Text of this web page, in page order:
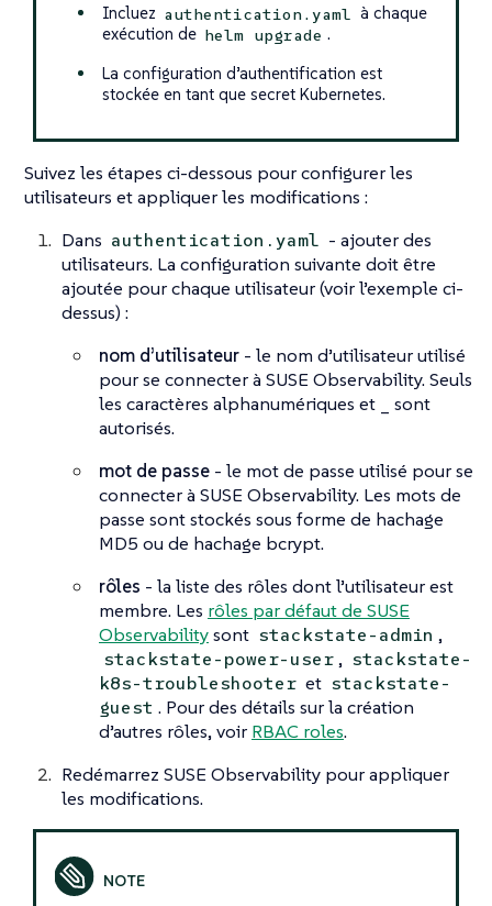
Incluez authentication.yaml
à chaque
exécution de helm upgrade .
La configuration d’authentification est
stockée en tant que secret Kubernetes.
Suivez les étapes ci-dessous pour configurer les
utilisateurs et appliquer les modifications :
Dans authentication.yaml - ajouter des
utilisateurs. La configuration suivante doit être
ajoutée pour chaque utilisateur (voir l’exemple ci-
dessus) :
nom d’utilisateur - le nom d’utilisateur utilisé
pour se connecter à SUSE Observability. Seuls
les caractères alphanumériques et _ sont
autorisés.
mot de passe - le mot de passe utilisé pour se
connecter à SUSE Observability. Les mots de
passe sont stockés sous forme de hachage
MD5 ou de hachage bcrypt.
rôles - la liste des rôles dont l’utilisateur est
membre. Les rôles par défaut de SUSE
Observabilitysont stackstate-admin ,
stackstate-power-user, stackstate-
k8s-troubleshooter et stackstate-
guest . Pour des détails sur la création
d’autres rôles, voir RBAC roles.
Redémarrez SUSE Observability pour appliquer
les modifications.